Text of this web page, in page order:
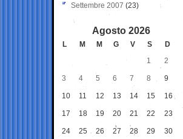
Settembre 2007 (23)
Agosto 2026
L M M G V S
D
1
2
3 4 5 6 7 8 9
10 11 12 13 14 15 16
17 18 19 20 21 22 23
24 25 26 27 28 29 30